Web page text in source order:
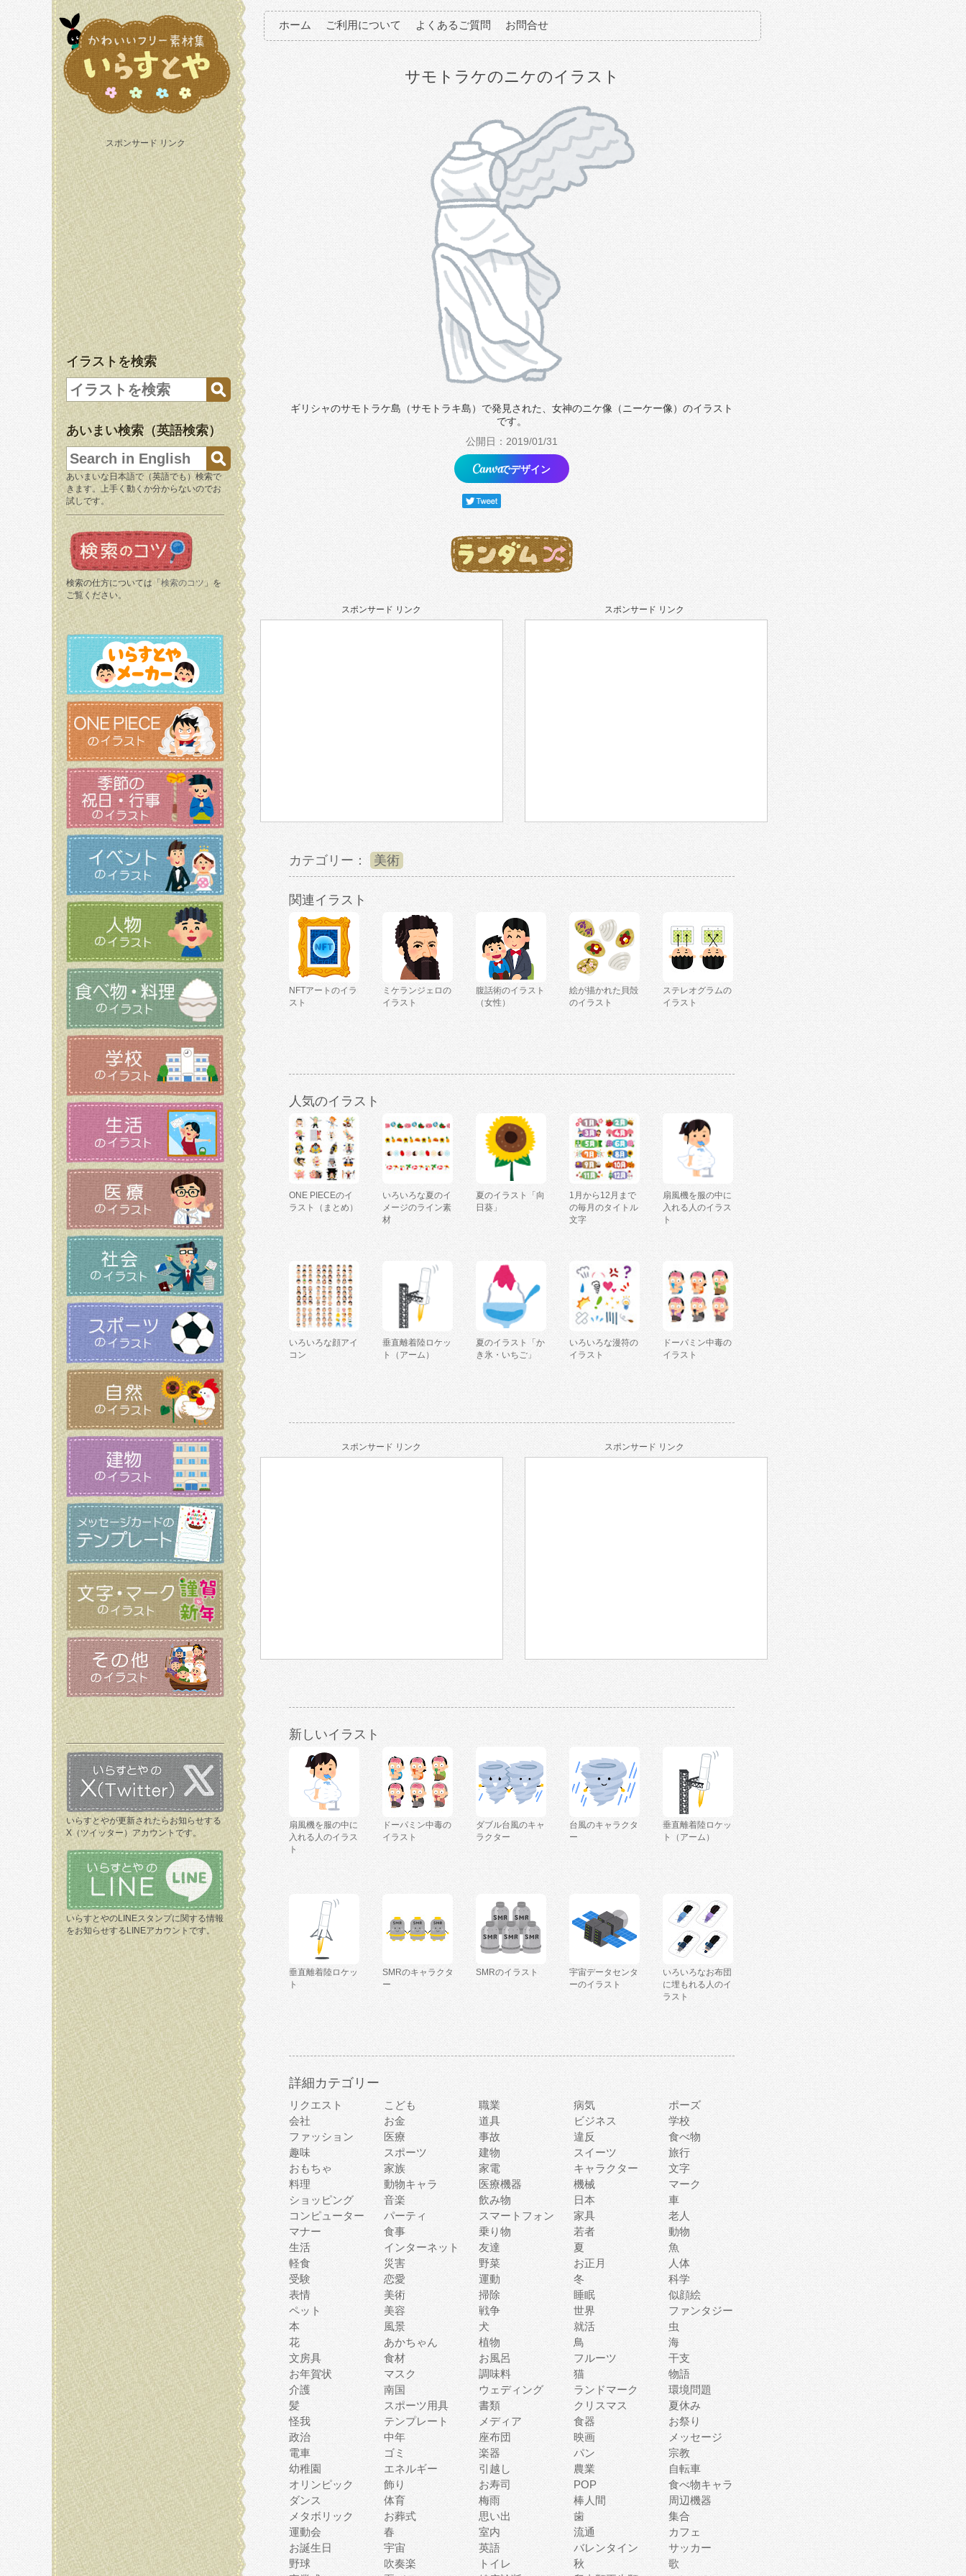
スポンサード リンク
イラストを検索
あいまい検索（英語検索）
あいまいな日本語で（英語でも）検索で
きます。上手く動くか分からないのでお
試しです。
検索の仕方については「 検索のコツ 」を
ご覧ください。
いらすとやが更新されたらお知らせする
X（ツイッター）アカウントです。
いらすとやのLINEスタンプに関する情報
をお知らせするLINEアカウントです。
ホーム ご利用について よくあるご質問 お問合せ
サモトラケのニケのイラスト
ギリシャのサモトラケ島（サモトラキ島）で発見された、女神のニケ像（ニーケー像）のイラスト
です。
公開日：2019/01/31
でデザイン
スポンサード リンク スポンサード リンク
カテゴリー： 美術
関連イラスト
NFTアートのイラ
スト
ミケランジェロの
イラスト
腹話術のイラスト
（女性）
絵が描かれた貝殻
のイラスト
ステレオグラムの
イラスト
人気のイラスト
ONE PIECEのイ
ラスト（まとめ）
いろいろな夏のイ
メージのライン素
材
夏のイラスト「向
日葵」
1月から12月まで
の毎月のタイトル
文字
扇風機を服の中に
入れる人のイラス
ト
いろいろな顔アイ
コン
垂直離着陸ロケッ
ト（アーム）
夏のイラスト「か
き氷・いちご」
いろいろな漫符の
イラスト
ドーパミン中毒の
イラスト
スポンサード リンク スポンサード リンク
新しいイラスト
扇風機を服の中に
入れる人のイラス
ト
ドーパミン中毒の
イラスト
ダブル台風のキャ
ラクター
台風のキャラクタ
ー
垂直離着陸ロケッ
ト（アーム）
垂直離着陸ロケッ
ト
SMRのキャラクタ
ー
SMRのイラスト
宇宙データセンタ
ーのイラスト
いろいろなお布団
に埋もれる人のイ
ラスト
詳細カテゴリー
リクエスト こども 職業 病気
ポーズ
会社
お金 道具 ビジネス
学校
ファッション
医療 事故 違反
食べ物
趣味
スポーツ 建物 スイーツ
旅行
おもちゃ
家族 家電 キャラクター
文字
料理
動物キャラ 医療機器 機械
マーク
ショッピング
音楽 飲み物 日本
車
コンピューター
パーティ スマートフォン 家具
老人
マナー
食事 乗り物 若者
動物
生活
インターネット 友達 夏
魚
軽食
災害 野菜 お正月
人体
受験
恋愛 運動 冬
科学
表情
美術 掃除 睡眠
似顔絵
ペット
美容 戦争 世界
ファンタジー
本
風景 犬 就活
虫
花
あかちゃん 植物 鳥
海
文房具
食材 お風呂 フルーツ
干支
お年賀状
マスク 調味料 猫
物語
介護
南国 ウェディング ランドマーク
環境問題
髪
スポーツ用具 書類 クリスマス
夏休み
怪我
テンプレート メディア 食器
お祭り
政治
中年 座布団 映画
メッセージ
電車
ゴミ 楽器 パン
宗教
幼稚園
エネルギー 引越し 農業
自転車
オリンピック
飾り お寿司 POP
食べ物キャラ
ダンス
体育 梅雨 棒人間
周辺機器
メタボリック
お葬式 思い出 歯
集合
運動会
春 室内 流通
カフェ
お誕生日
宇宙 英語 バレンタイン
サッカー
野球
吹奏楽 トイレ 秋
歌